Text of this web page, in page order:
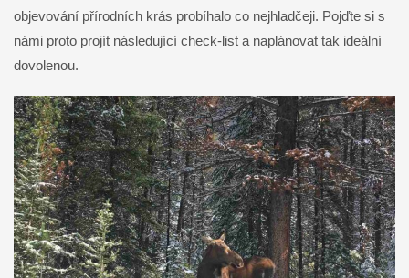
objevování přírodních krás probíhalo co nejhladčeji. Pojďte si s
námi proto projít následující check-list a naplánovat tak ideální
dovolenou.